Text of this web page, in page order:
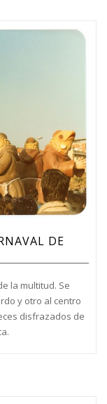
DE
la multitud. Se
y otro al centro
disfrazados de